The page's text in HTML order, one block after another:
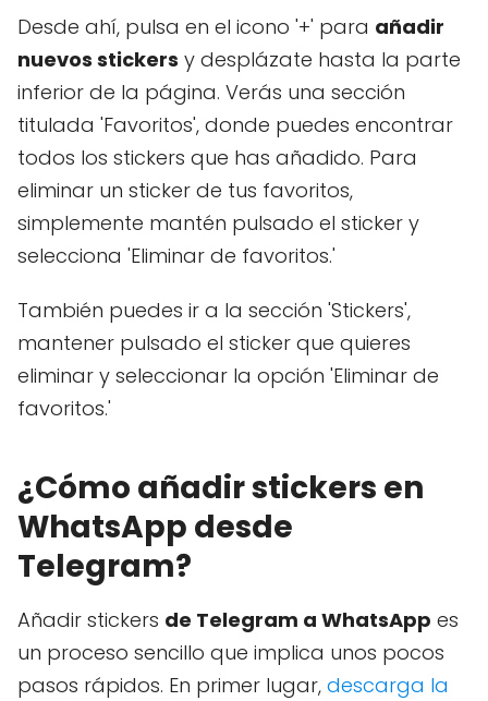
Desde ahí, pulsa en el icono '+' para añadir
nuevos stickers y desplázate hasta la parte
inferior de la página. Verás una sección
titulada 'Favoritos', donde puedes encontrar
todos los stickers que has añadido. Para
eliminar un sticker de tus favoritos,
simplemente mantén pulsado el sticker y
selecciona 'Eliminar de favoritos.'
También puedes ir a la sección 'Stickers',
mantener pulsado el sticker que quieres
eliminar y seleccionar la opción 'Eliminar de
favoritos.'
¿Cómo añadir stickers en
WhatsApp desde
Telegram?
Añadir stickers de Telegram a WhatsApp es
un proceso sencillo que implica unos pocos
pasos rápidos. En primer lugar, descarga la